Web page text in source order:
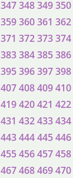
347348349350
359360361 362
371 372373374
383384385386
395396397398
407408409410
419420421 422
431 432433434
443444445446
455456457458
467468469470